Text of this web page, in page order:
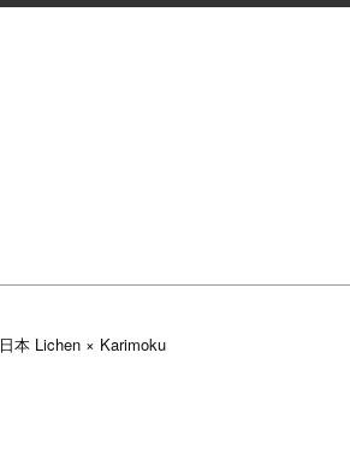
日本 Lichen × Karimoku